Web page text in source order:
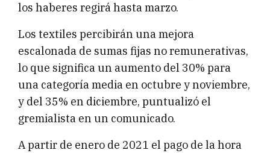
los haberes regirá hasta marzo.
Los textiles percibirán una mejora
escalonada de sumas fijas no remunerativas,
lo que significa un aumento del 30% para
una categoría media en octubre y noviembre,
y del 35% en diciembre, puntualizó el
gremialista en un comunicado.
A partir de enero de 2021 el pago de la hora